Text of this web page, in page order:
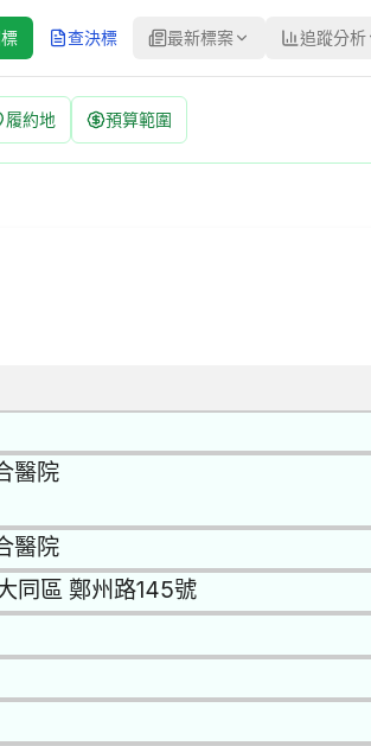
查決標 最新標案 追蹤分析
履約地 預算範圍
公開評選或公開徵求之限制性招標 公告
開徵求之限制性招標 | 決標方式：最
醫院
醫院
同區 鄭州路145號